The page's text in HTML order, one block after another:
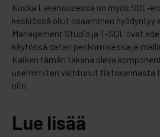
Koska Lakehousessa on myös SQL-
keskiössä ollut osaaminen hyödyntyy
Management Studio ja T-SQL ovat
käytössä datan penkomisessa ja
Kaiken tämän takana oleva
useimmiten vaihtunut tietokannasta
niin.
Lue lisää